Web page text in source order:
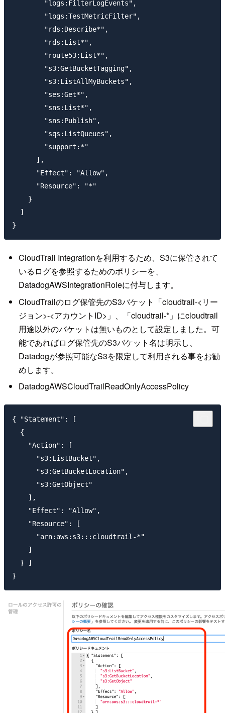
        "logs:FilterLogEvents",
        "logs:TestMetricFilter",
        "rds:Describe*",
        "rds:List*",
        "route53:List*",
        "s3:GetBucketTagging",
        "s3:ListAllMyBuckets",
        "ses:Get*",
        "sns:List*",
        "sns:Publish",
        "sqs:ListQueues",
        "support:*"
      ],
      "Effect": "Allow",
      "Resource": "*"
    }
  ]
CloudTrail Integrationを利用するため、S3に保管されて
いるログを参照するためのポリシーを、
DatadogAWSIntegrationRoleに付与します。
CloudTrailのログ保管先のS3バケット「cloudtrail-<リー
ジョン>-<アカウントID>」、「cloudtrail-*」にcloudtrail
用途以外のバケットは無いものとして設定しました。可
能であればログ保管先のS3バケット名は明示し、
Datadogが参照可能なS3を限定して利用される事をお勧
めします。
DatadogAWSCloudTrailReadOnlyAccessPolicy
{ "Statement": [
  {
    "Action": [
      "s3:ListBucket",
      "s3:GetBucketLocation",
      "s3:GetObject"
    ],
    "Effect": "Allow",
    "Resource": [
      "arn:aws:s3:::cloudtrail-*"
    ]
  } ]